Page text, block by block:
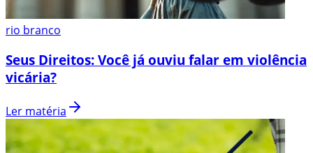
rio branco
Seus Direitos: Você já ouviu falar em violência
vicária?
Ler matéria